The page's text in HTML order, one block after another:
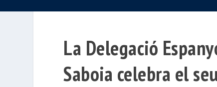
La Delegació
Saboia celebra el